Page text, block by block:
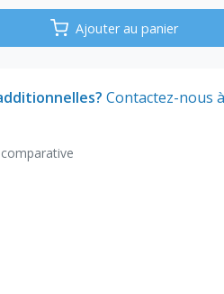
Ajouter au panier
Contactez-nous